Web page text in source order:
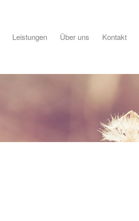
Leistungen Über uns Kontakt